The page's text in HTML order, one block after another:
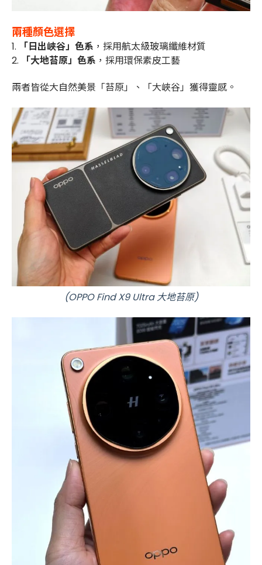
兩種顏色選擇
1. 「日出峽谷」色系 ，採用航太級玻璃纖維材質
2.
「大地苔原」色系 ，採用環保素皮工藝
兩者皆從大自然美景「苔原」、「大峽谷」獲得靈感。
(OPPO Find X9 Ultra 大地苔原)